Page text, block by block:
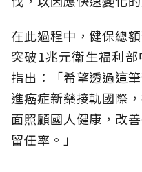
在此過程中，健保總
突破1兆元衛生福利
指出：「希望透過這
進癌症新藥接軌國際
面照顧國人健康，改
留任率。」